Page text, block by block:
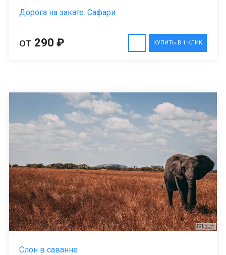
Дорога на закате. Сафари
КУПИТЬ В 1 КЛИК
от 290 ₽
Слон в саванне